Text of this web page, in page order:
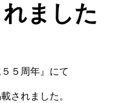
ました
５周年』にて
されました。